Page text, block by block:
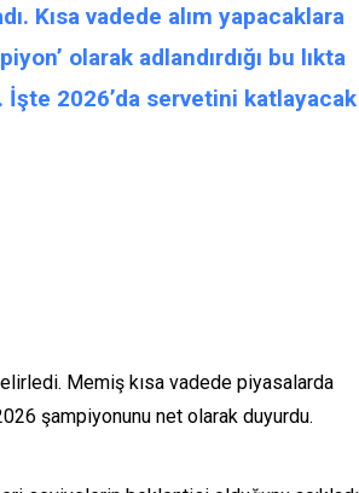
Kısa vadede alım yapacaklara
olarak adlandırdığı bu lıkta
2026’da servetini
Memiş kısa vadede piyasalarda
şampiyonunu net olarak duyurdu.